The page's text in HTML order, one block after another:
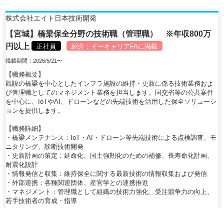
株式会社エイト日本技術開発
【宮城】橋梁保全分野の技術職（管理職） ※年収800万
円以上
正社員 紹介： イーキャリアFAに掲載
掲載期間：2026/5/21〜
【職務概要】
既設の橋梁を中心としたインフラ施設の維持・更新に係る技術業務およ
び管理職としてのマネジメント業務を担当します。国交省等の公共案件
を中心に、IoTやAI、ドローンなどの先端技術を活用した保全ソリューシ
ョンを提供します。
【職務詳細】
・橋梁メンテナンス：IoT・AI・ドローン等先端技術による点検調査、モ
ニタリング、診断技術開発
・更新計画の策定：延命化、国土強靭化のための補修、長寿命化計画、
耐震化設計
・情報発信と収集：維持保全に関する最新技術の情報収集および発信
・外部連携：各種関連団体、産官学との連携推進
・マネジメント：管理職として組織の技術力強化、受注競争力の向上、
若手技術者の育成・指導